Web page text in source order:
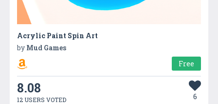
Acrylic Paint Spin Art
by Mud Games
Free
8.08
12 USERS VOTED 6